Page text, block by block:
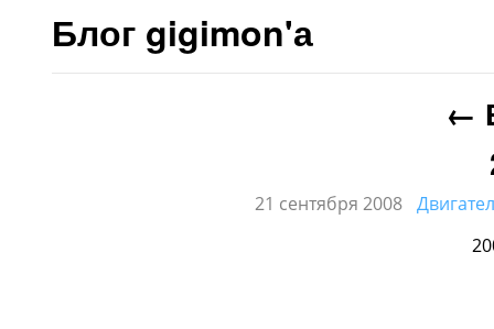
Блог gigimon'а
←
21 сентября 2008